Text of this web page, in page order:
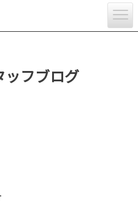
ッフブログ